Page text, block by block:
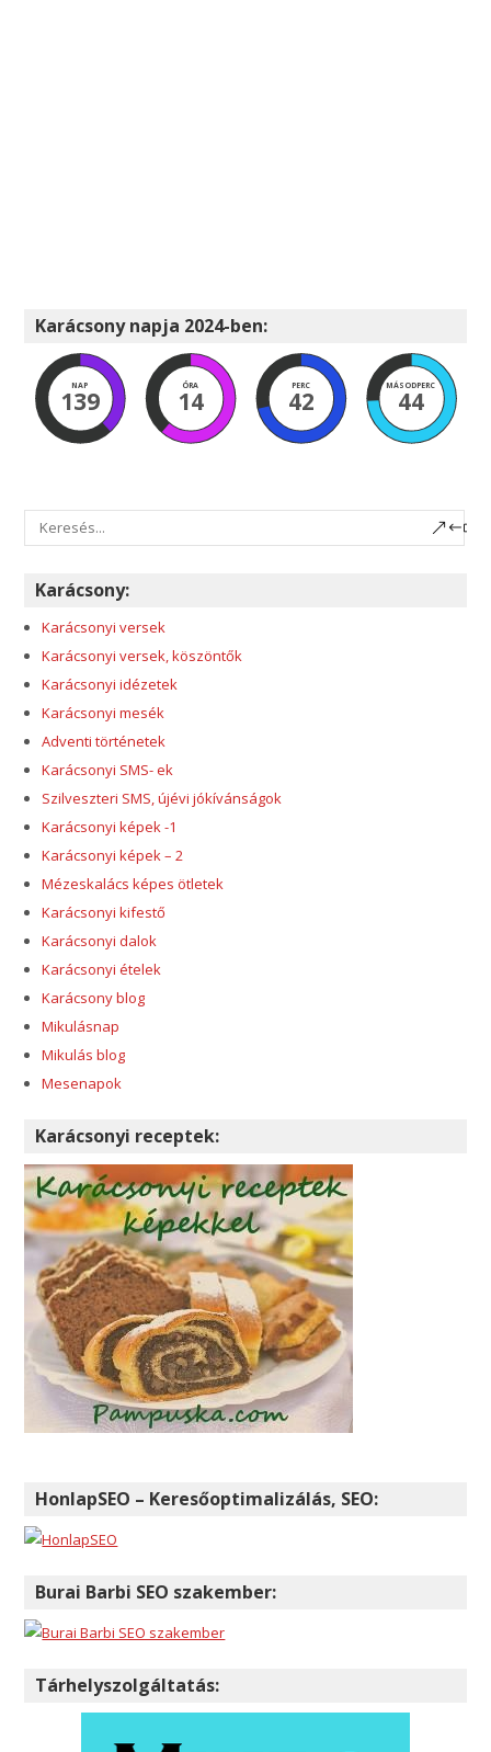
Karácsony napja 2024-ben:
NAP
139
ÓRA
14
PERC
42
MÁSODPERC
43
Karácsony:
Karácsonyi versek
Karácsonyi versek, köszöntők
Karácsonyi idézetek
Karácsonyi mesék
Adventi történetek
Karácsonyi SMS- ek
Szilveszteri SMS, újévi jókívánságok
Karácsonyi képek -1
Karácsonyi képek – 2
Mézeskalács képes ötletek
Karácsonyi kifestő
Karácsonyi dalok
Karácsonyi ételek
Karácsony blog
Mikulásnap
Mikulás blog
Mesenapok
Karácsonyi receptek:
HonlapSEO – Keresőoptimalizálás, SEO:
Burai Barbi SEO szakember:
Tárhelyszolgáltatás: